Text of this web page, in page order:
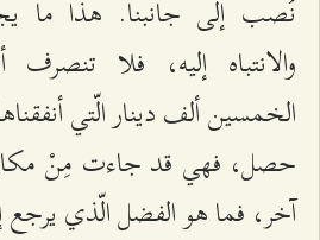
نُصب إلى جانبنا. هذا ما
والانتباه إليه، فلا
الخمسين ألف دينار الّتي
حصل، فهي قد جاءت مِنْ
آخر، فما هو الفضل الّذي يرجع